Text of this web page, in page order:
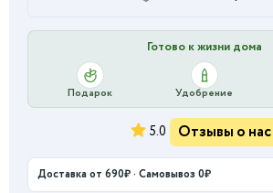
Готово к жизни дома
Подарок Удобрение
5.0 Отзывы о нас
Доставка от 690₽ · Самовывоз 0₽